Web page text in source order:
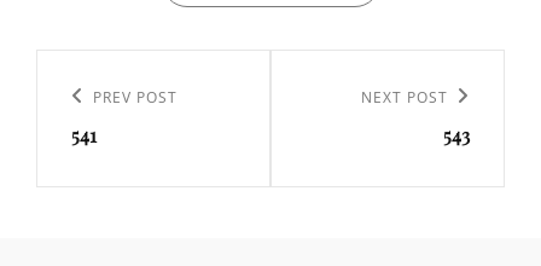
l’article
Previous
Post
PREV POST
541
NEXT POST
543